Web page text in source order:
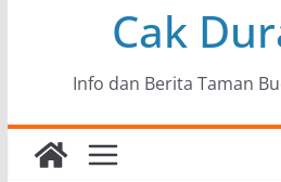
Cak
Info dan Berita Taman